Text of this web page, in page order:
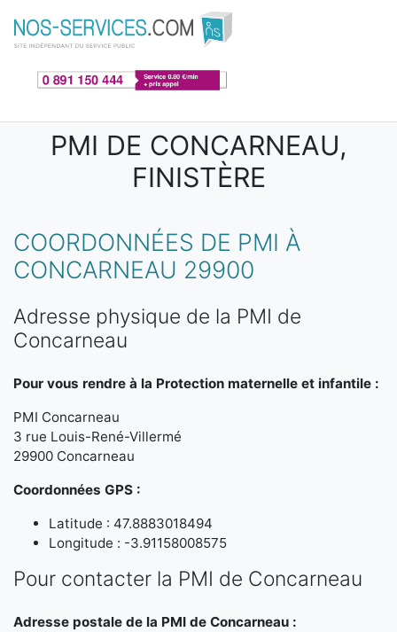
Aller au contenu principal
PMI DE CONCARNEAU,
FINISTÈRE
COORDONNÉES DE PMI À
CONCARNEAU 29900
Adresse physique de la PMI de
Concarneau
Pour vous rendre à la Protection maternelle et infantile :
PMI Concarneau
3 rue Louis-René-Villermé
29900 Concarneau
Coordonnées GPS :
Latitude : 47.8883018494
Longitude : -3.91158008575
Pour contacter la PMI de Concarneau
Adresse postale de la PMI de Concarneau :